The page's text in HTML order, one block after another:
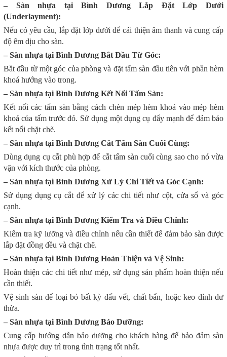
– Sàn nhựa tại Bình Dương Lắp Đặt Lớp Dưới
(Underlayment):
Nếu có yêu cầu, lắp đặt lớp dưới để cải thiện âm thanh và cung cấp
độ êm dịu cho sàn.
– Sàn nhựa tại Bình Dương Bắt Đầu Từ Góc:
Bắt đầu từ một góc của phòng và đặt tấm sàn đầu tiên với phần hèm
khoá hướng vào trong.
– Sàn nhựa tại Bình Dương Kết Nối Tấm Sàn:
Kết nối các tấm sàn bằng cách chèn mép hèm khoá vào mép hèm
khoá của tấm trước đó. Sử dụng một dụng cụ đẩy mạnh để đảm bảo
kết nối chặt chẽ.
– Sàn nhựa tại Bình Dương Cắt Tấm Sàn Cuối Cùng:
Dùng dụng cụ cắt phù hợp để cắt tấm sàn cuối cùng sao cho nó vừa
vặn với kích thước của phòng.
– Sàn nhựa tại Bình Dương Xử Lý Chi Tiết và Góc Cạnh:
Sử dụng dụng cụ cắt để xử lý các chi tiết như cột, cửa sổ và góc
cạnh.
– Sàn nhựa tại Bình Dương Kiểm Tra và Điều Chỉnh:
Kiểm tra kỹ lưỡng và điều chỉnh nếu cần thiết để đảm bảo sàn được
lắp đặt đồng đều và chặt chẽ.
– Sàn nhựa tại Bình Dương Hoàn Thiện và Vệ Sinh:
Hoàn thiện các chi tiết như mép, sử dụng sản phẩm hoàn thiện nếu
cần thiết.
Vệ sinh sàn để loại bỏ bất kỳ dấu vết, chất bẩn, hoặc keo dính dư
thừa.
– Sàn nhựa tại Bình Dương Bảo Dưỡng:
Cung cấp hướng dẫn bảo dưỡng cho khách hàng để bảo đảm sàn
nhựa được duy trì trong tình trạng tốt nhất.